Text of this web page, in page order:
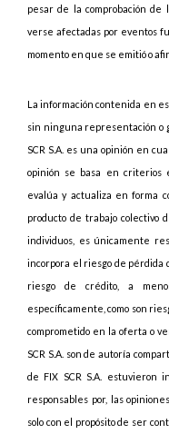
pesar de la comprobación de
verse afectadas por eventos
momento en que se emitió o
La información contenida en
sin ninguna representación o
SCR S.A. es una opinión en
opinión se basa en criterios
evalúa y actualiza en forma
producto de trabajo colectivo
individuos, es únicamente
incorpora el riesgo de pérdida
riesgo de crédito, a
específicamente, como son
comprometido en la oferta o
SCR S.A. son de autoría
de FIX SCR S.A. estuvieron
responsables por, las
solo con el propósito de ser